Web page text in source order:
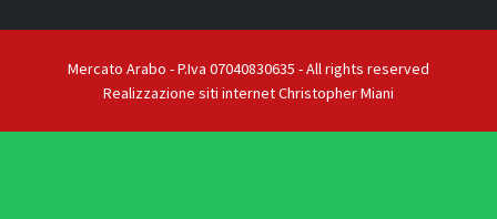
Mercato Arabo - P.Iva 07040830635 - All rights reserved
Realizzazione siti internet Christopher Miani